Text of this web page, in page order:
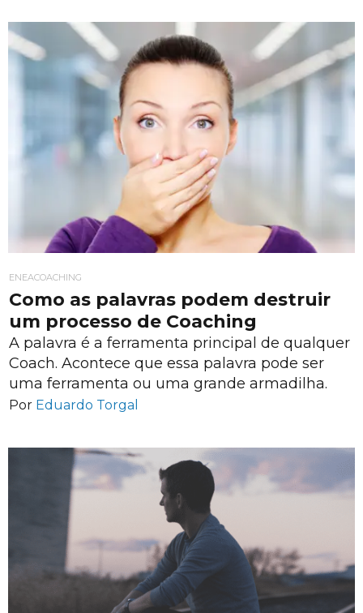
ENEACOACHING
Como as palavras podem destruir
um processo de Coaching
A palavra é a ferramenta principal de qualquer
Coach. Acontece que essa palavra pode ser
uma ferramenta ou uma grande armadilha.
Por Eduardo Torgal